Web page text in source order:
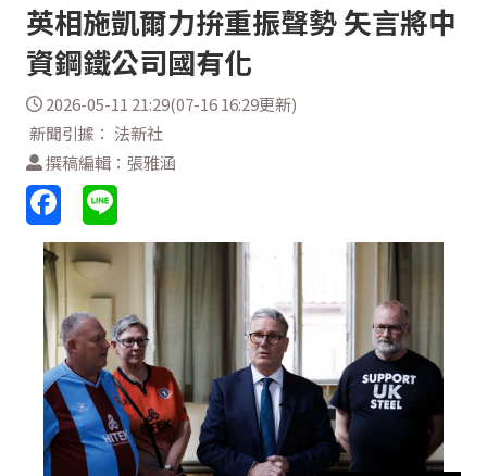
英相施凱爾力拚重振聲勢 矢言將中
資鋼鐵公司國有化
2026-05-11 21:29(07-16 16:29更新)
新聞引據： 法新社
撰稿編輯：張雅涵